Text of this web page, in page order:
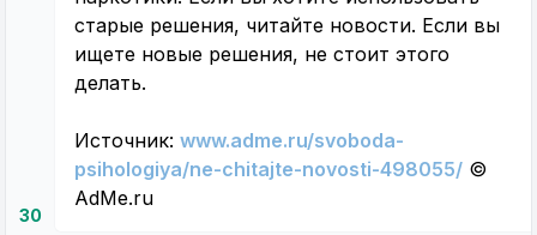
30
старые решения, читайте новости. Если вы
ищете новые решения, не стоит этого
делать.
Источник: www.adme.ru/svoboda-
psihologiya/ne-chitajte-novosti-498055/ ©
AdMe.ru